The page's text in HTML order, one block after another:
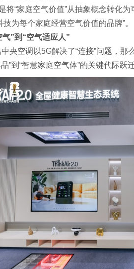
将“家庭空气价值”从抽象概念转化
技为每个家庭经营空气价值的品牌”。
”到“空气适应人”
央空调以5G解决了“连接”问题，那
到“智慧家庭空气体”的关键代际跃